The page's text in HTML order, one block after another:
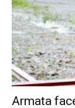
Armata